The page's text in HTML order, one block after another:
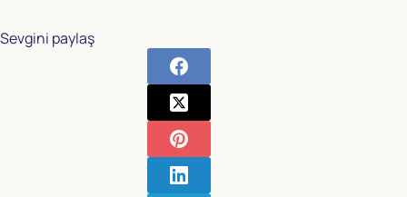
Sevgini paylaş